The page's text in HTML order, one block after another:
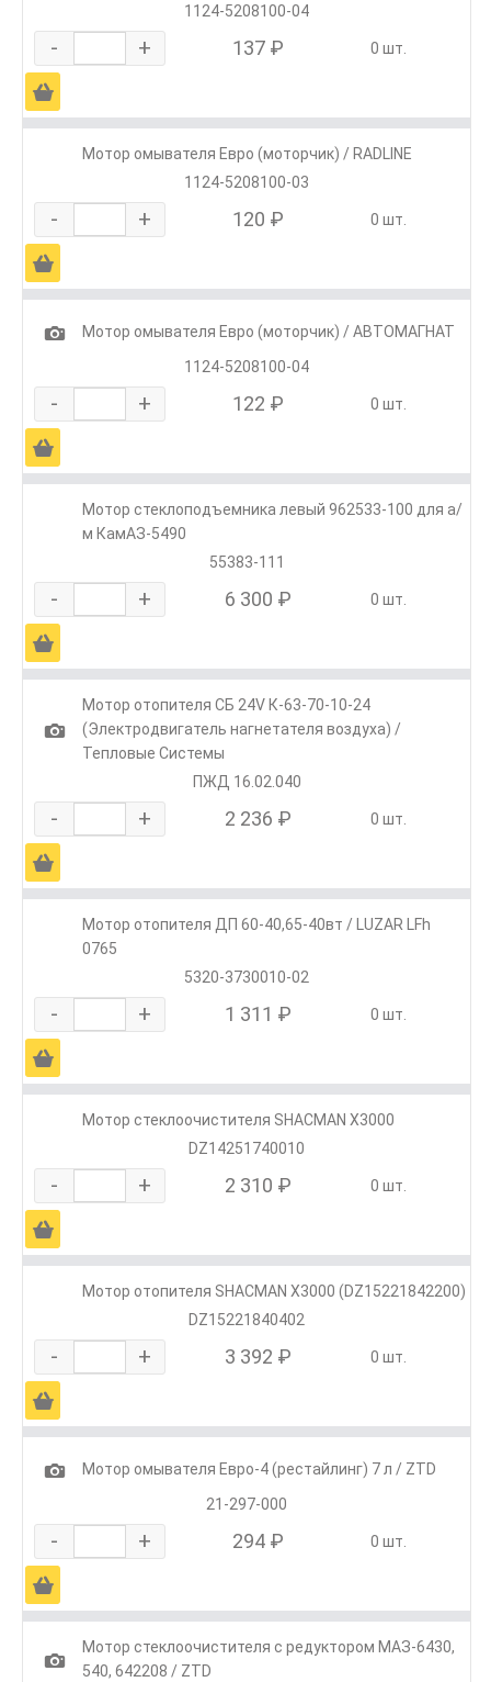
1124-5208100-04
- + 137 ₽ 0 шт.
Ä
Мотор омывателя Евро (моторчик) / RADLINE
1124-5208100-03
- + 120 ₽ 0 шт.
Ä
1
Мотор омывателя Евро (моторчик) / АВТОМАГНАТ
1124-5208100-04
- + 122 ₽ 0 шт.
Ä
Мотор стеклоподъемника левый 962533-100 для а/
м КамАЗ-5490
55383-111
- + 6 300 ₽ 0 шт.
Ä
1
Мотор отопителя СБ 24V К-63-70-10-24
(Электродвигатель нагнетателя воздуха) /
Тепловые Системы
ПЖД 16.02.040
- + 2 236 ₽ 0 шт.
Ä
Мотор отопителя ДП 60-40,65-40вт / LUZAR LFh
0765
5320-3730010-02
- + 1 311 ₽ 0 шт.
Ä
Мотор стеклоочистителя SHACMAN X3000
DZ14251740010
- + 2 310 ₽ 0 шт.
Ä
Мотор отопителя SHACMAN X3000 (DZ15221842200)
DZ15221840402
- + 3 392 ₽ 0 шт.
Ä
1
Мотор омывателя Евро-4 (рестайлинг) 7 л / ZTD
21-297-000
- + 294 ₽ 0 шт.
Ä
1
Мотор стеклоочистителя с редуктором МАЗ-6430,
540, 642208 / ZTD